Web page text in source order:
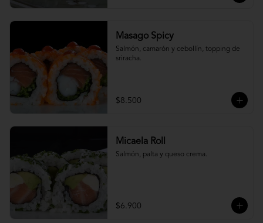
Masago Spicy
Salmón, camarón y cebollín, topping de
sriracha.
$8.500
Micaela Roll
Salmón, palta y queso crema.
$6.900